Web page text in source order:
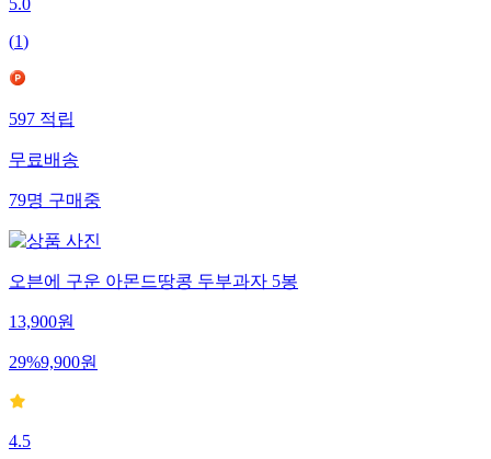
5.0
(1)
597적립
무료배송
79명구매중
오븐에 구운 아몬드땅콩 두부과자 5봉
13,900원
29%9,900원
4.5